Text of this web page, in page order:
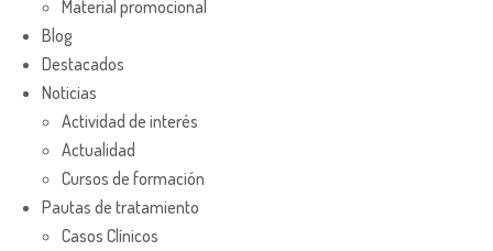
Material promocional
Blog
Destacados
Noticias
Actividad de interés
Actualidad
Cursos de formación
Pautas de tratamiento
Casos Clínicos